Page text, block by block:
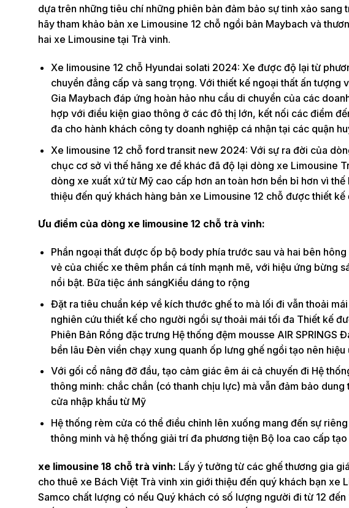
dựa trên những tiêu chí những phiên bản đảm bảo sự tinh xảo
hãy tham khảo bản xe Limousine 12 chỗ ngồi bản Maybach và
hai xe Limousine tại Trà vinh.
Xe limousine 12 chỗ Hyundai solati 2024: Xe được độ lại từ
chuyển đẳng cấp và sang trọng. Với thiết kế ngoại thất ấn tượng
Gia Maybach đáp ứng hoàn hảo nhu cầu di chuyển của các
hợp với điều kiện giao thông ở các đô thị lớn, kết nối các điểm
đa cho hành khách công ty doanh nghiệp cá nhận tại các quận
Xe limousine 12 chỗ ford transit new 2024: Với sự ra đời của
chục cơ sở vì thế hãng xe đề khác đã độ lại dòng xe Limousine
dòng xe xuất xứ từ Mỹ cao cấp hơn an toàn hơn bền bỉ hơn vì
thiệu đến quý khách hàng bản xe Limousine 12 chỗ được thiết
Ưu điểm của dòng xe limousine 12 chỗ trà vinh:
Phần ngoại thất được ốp bộ body phía trước sau và hai bên
vẻ của chiếc xe thêm phần cá tính mạnh mẽ, với hiệu ứng bừng
nổi bật. Bữa tiệc ánh sángKiểu dáng to rộng
Đặt ra tiêu chuẩn kép về kích thước ghế to mà lối đi vẫn thoải
nghiên cứu thiết kế cho người ngồi sự thoải mái tối đa Thiết kế
Phiên Bản Rồng đặc trưng Hệ thống đệm mousse AIR
bền lâu Đèn viền chạy xung quanh ốp lưng ghế ngồi tạo nên hiệu
Với gối cổ nâng đỡ đầu, tạo cảm giác êm ái cả chuyến đi Hệ
thông minh: chắc chắn (có thanh chịu lực) mà vẫn đảm bảo
cửa nhập khẩu từ Mỹ
Hệ thống rèm cửa có thể điều chỉnh lên xuống mang đến sự
thông minh và hệ thống giải trí đa phương tiện Bộ loa cao cấp
xe limousine 18 chỗ trà vinh: Lấy ý tưởng từ các ghế thương gia
cho thuê xe Bách Việt Trà vinh xin giới thiệu đến quý khách bạn
Samco chất lượng có nếu Quý khách có số lượng người đi từ 12